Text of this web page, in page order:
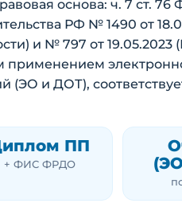
основа: ч. 7 ст.
РФ № 1490 от
и № 797 от
(ЭО и ДОТ),
ПП
+ ФИС ФРДО